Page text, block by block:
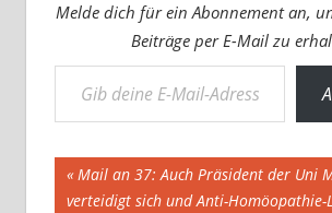
Melde dich für ein Abonnement an,
Beiträge per E-Mail zu
Gib deine E-Mail-Adresse ein ...
Beitragsnavigation
Vorheriger
Beitrag:
Mail an 37: Auch Präsident der Uni
verteidigt sich und Anti-Homöopathie-